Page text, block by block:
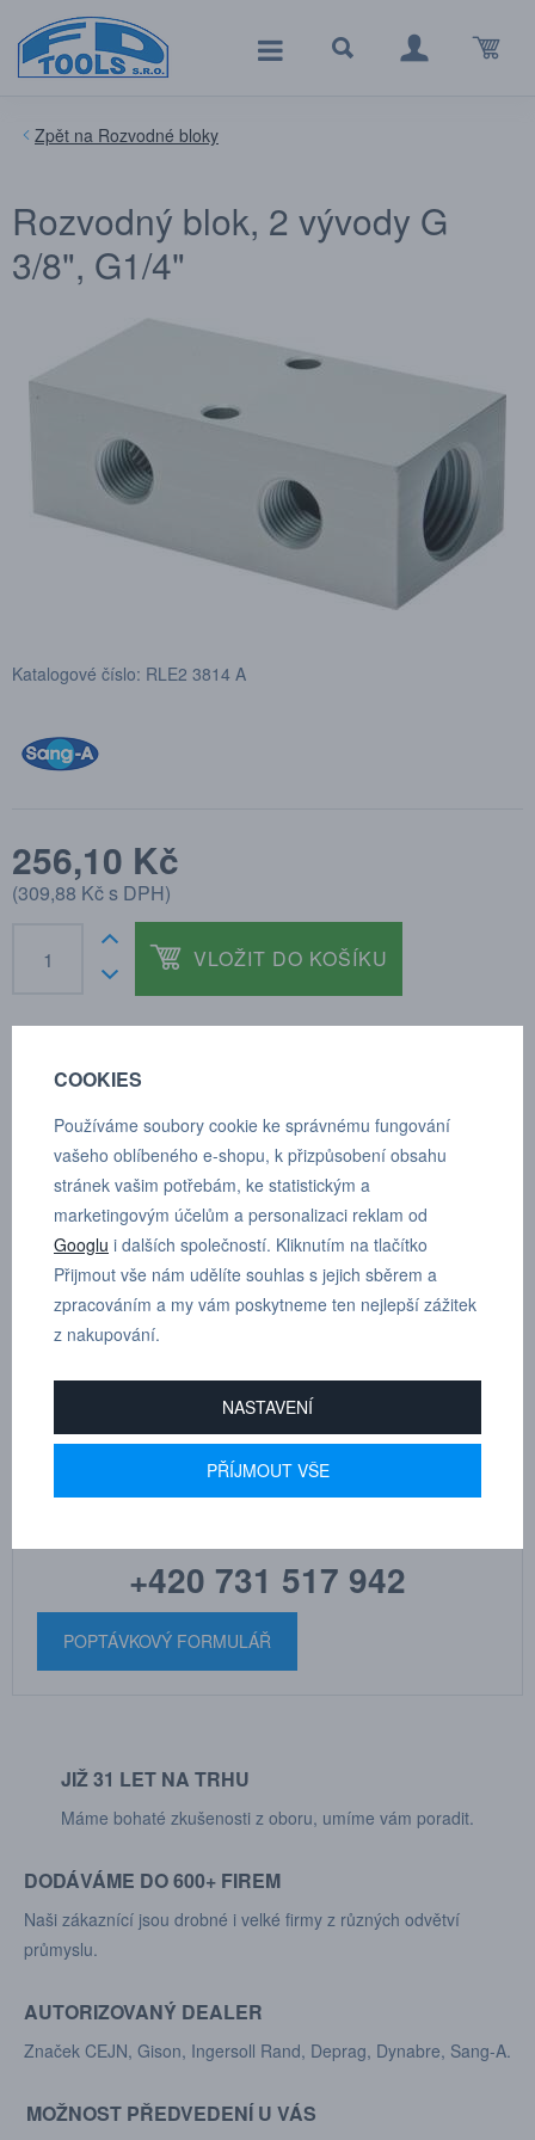
Rozvodné bloky
Rozvodný blok, 2 vývody G
3/8", G1/4"
Katalogové číslo: RLE2 3814 A
256,10 Kč
(309,88 Kčs DPH)
VLOŽIT DO KOŠÍKU
TECHNICKÉ ÚDAJE
Rozvodný blok se 2 vývody.
Rozměry G1 G 3/8"
G G 1/4"
MARTIN
DRHOLEC
technické poradenství
+420 731 517 942
POPTÁVKOVÝ FORMULÁŘ
JIŽ 31 LET NA TRHU
Máme bohaté zkušenosti z oboru, umíme vám poradit.
DODÁVÁME DO 600+ FIREM
Naši zákaznící jsou drobné i velké firmy z různých odvětví
průmyslu.
AUTORIZOVANÝ DEALER
Značek CEJN, Gison, Ingersoll Rand, Deprag, Dynabre, Sang-A.
MOŽNOST PŘEDVEDENÍ U VÁS
COOKIES
Používáme soubory cookie ke správnému fungování
vašeho oblíbeného e-shopu, k přizpůsobení obsahu
stránek vašim potřebám, ke statistickým a
marketingovým účelům a personalizaci reklam od
Googlu i dalších společností. Kliknutím na tlačítko
Přijmout vše nám udělíte souhlas s jejich sběrem a
zpracováním a my vám poskytneme ten nejlepší zážitek
z nakupování.
NASTAVENÍ
PŘÍJMOUT VŠE